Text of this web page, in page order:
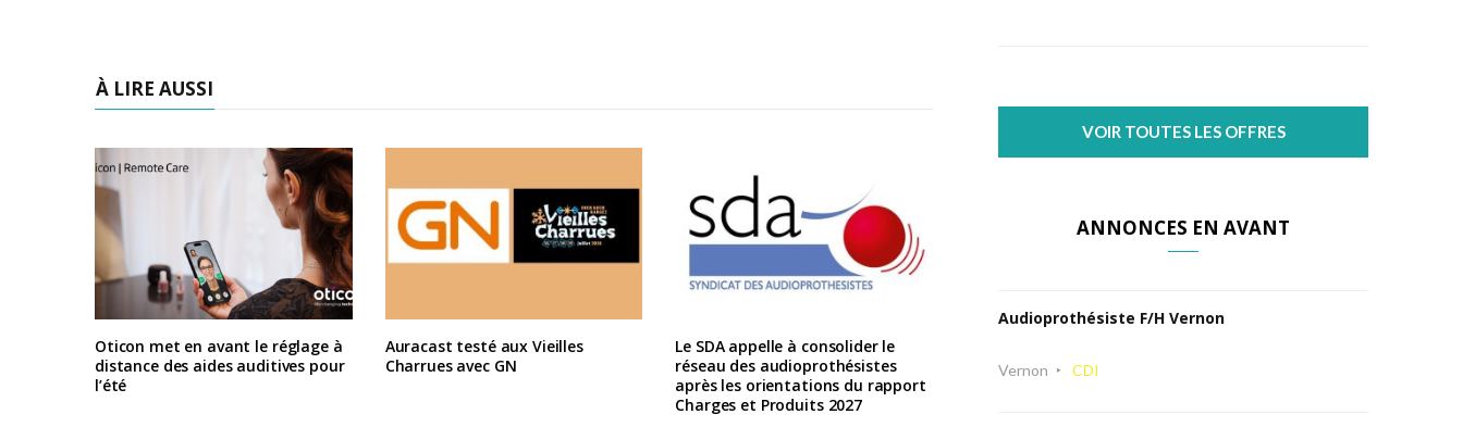
À LIRE AUSSI
Oticon met en avant le réglage à
distance des aides auditives pour
l’été
Auracast testé aux Vieilles
Charrues avec GN
Le SDA appelle à consolider le
réseau des audioprothésistes
après les orientations du rapport
Charges et Produits 2027
VOIR TOUTES LES OFFRES
ANNONCES EN AVANT
Audioprothésiste F/H Vernon
Vernon CDI